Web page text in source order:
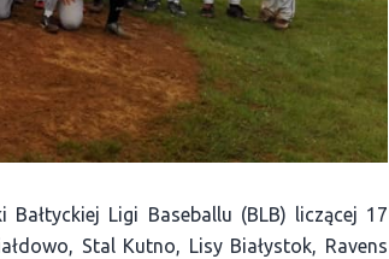
Ligi Baseballu (BLB) liczącej 17
Stal Kutno, Lisy Białystok, Ravens